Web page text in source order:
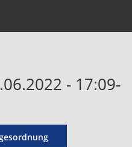
- 17:09-